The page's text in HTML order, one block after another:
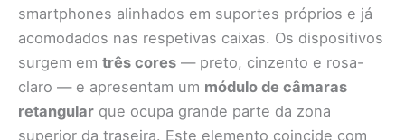
smartphones alinhados em suportes próprios e já
acomodados nas respetivas caixas. Os dispositivos
surgem em três cores — preto, cinzento e rosa-
claro — e apresentam um módulo de câmaras
retangular que ocupa grande parte da zona
superior da traseira. Este elemento coincide com